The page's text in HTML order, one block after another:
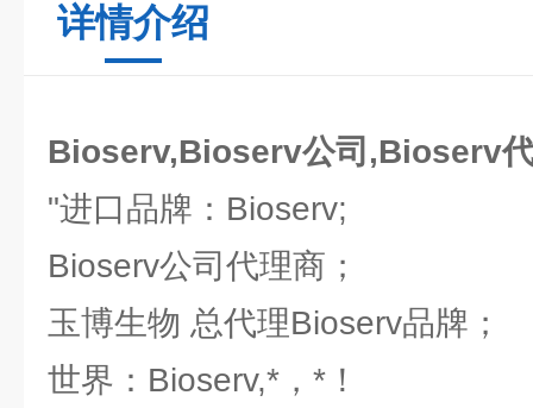
详情介绍
Bioserv,Bioserv公司,Bioserv
"进口品牌：Bioserv;
Bioserv公司代理商；
玉博生物 总代理Bioserv品牌；
世界：Bioserv,*，*！